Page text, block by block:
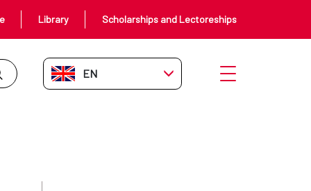
Library Scholarships and Lectoreships
EN-GB Open menu